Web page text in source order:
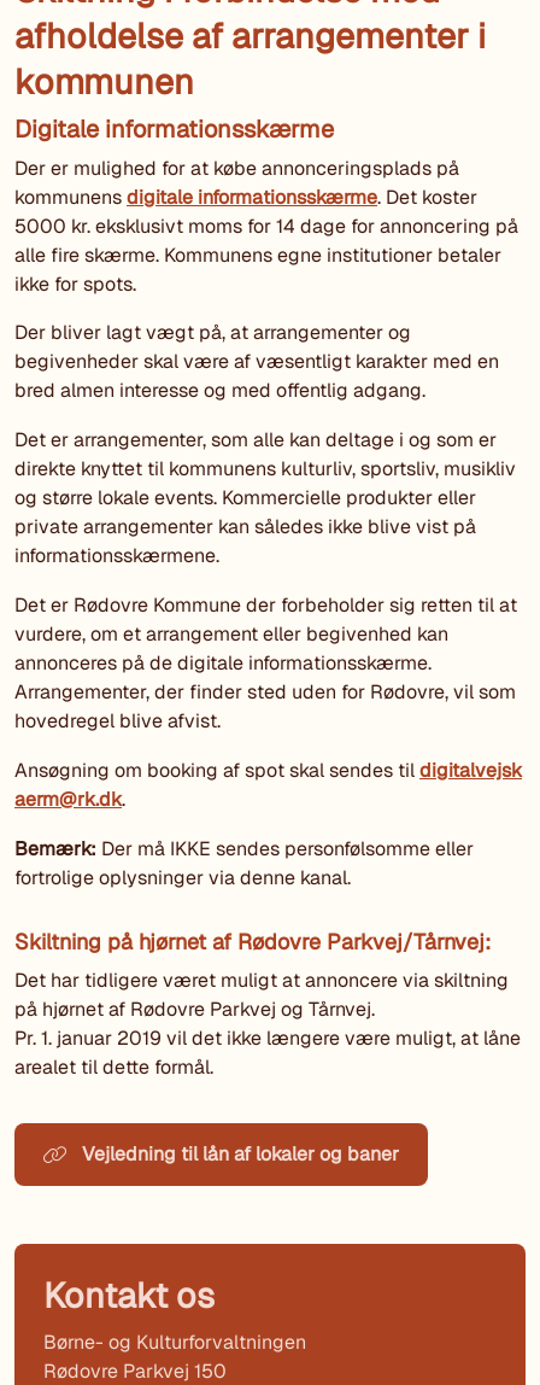
afholdelse af arrangementer i
kommunen
Digitale informationsskærme
Der er mulighed for at købe annonceringsplads på
kommunensdigitale informationsskærme. Det koster
5000 kr. eksklusivt moms for 14 dage for annoncering på
alle fire skærme. Kommunens egne institutioner betaler
ikke for spots.
Der bliver lagt vægt på, at arrangementer og
begivenheder skal være af væsentligt karakter med en
bred almen interesse og med offentlig adgang.
Det er arrangementer, som alle kan deltage i og som er
direkte knyttet til kommunens kulturliv, sportsliv, musikliv
og større lokale events. Kommercielle produkter eller
private arrangementer kan således ikke blive vist på
informationsskærmene.
Det er Rødovre Kommune der forbeholder sig retten til at
vurdere, om et arrangement eller begivenhed kan
annonceres på de digitale informationsskærme.
Arrangementer, der finder sted uden for Rødovre, vil som
hovedregel blive afvist.
Ansøgning om booking af spot skal sendes tildigitalvejsk
aerm@rk.dk.
Bemærk: Der må IKKE sendes personfølsomme eller
fortrolige oplysninger via denne kanal.
Skiltning på hjørnet af Rødovre Parkvej/Tårnvej:
Det har tidligere været muligt at annoncere via skiltning
på hjørnet af Rødovre Parkvej og Tårnvej.
Pr. 1. januar 2019 vil det ikke længere være muligt, at låne
arealet til dette formål.
Vejledning til lån af lokaler og baner
Kontakt os
Børne- og Kulturforvaltningen
Rødovre Parkvej 150